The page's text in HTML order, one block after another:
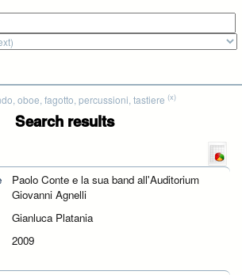
oboe, fagotto, percussioni, tastiere (x)
Search results
Paolo Conte e la sua band all'Auditorium
Giovanni Agnelli
Gianluca Platania
2009